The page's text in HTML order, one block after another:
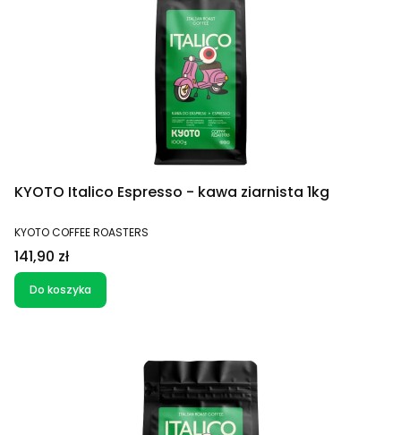
KYOTO Italico Espresso - kawa ziarnista 1kg
PRODUCENT
KYOTO COFFEE ROASTERS
Cena
141,90 zł
Do koszyka